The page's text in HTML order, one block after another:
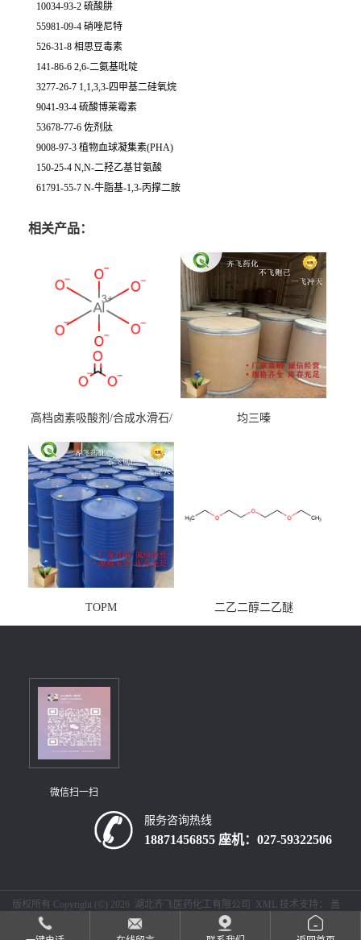
10034-93-2 硫酸肼
55981-09-4 硝唑尼特
526-31-8 相思豆毒素
141-86-6 2,6-二氨基吡啶
3277-26-7 1,1,3,3-四甲基二硅氧烷
9041-93-4 硫酸博莱霉素
53678-77-6 佐剂肽
9008-97-3 植物血球凝集素(PHA)
150-25-4 N,N-二羟乙基甘氨酸
61791-55-7 N-牛脂基-1,3-丙撑二胺
相关产品：
高档卤素吸酸剂/合成水滑石/
均三嗪
TOPM 二乙二醇二乙醚
微信扫一扫
服务咨询热线
18871456855 座机：027-59322506
版权所有 Copyright (©) 2026 湖北齐飞医药化工有限公司 XML 技术支持： 盖
德化工网